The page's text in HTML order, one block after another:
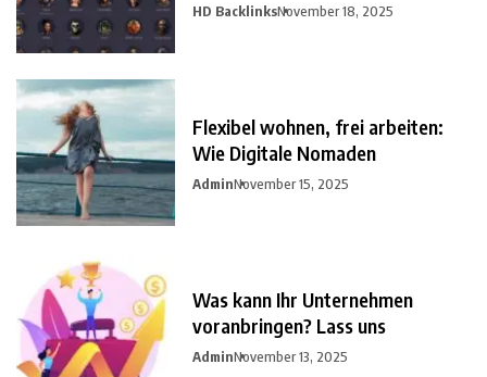
HD BacklinksNovember 18, 2025
Flexibel wohnen, frei arbeiten:
Wie Digitale Nomaden
AdminNovember 15, 2025
Was kann Ihr Unternehmen
voranbringen? Lass uns
AdminNovember 13, 2025